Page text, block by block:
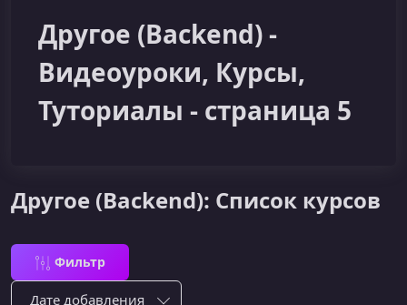
Другое (Backend) -
Видеоуроки, Курсы,
Туториалы - страница 5
Другое (Backend): Список курсов
Фильтр
Сортировка по: